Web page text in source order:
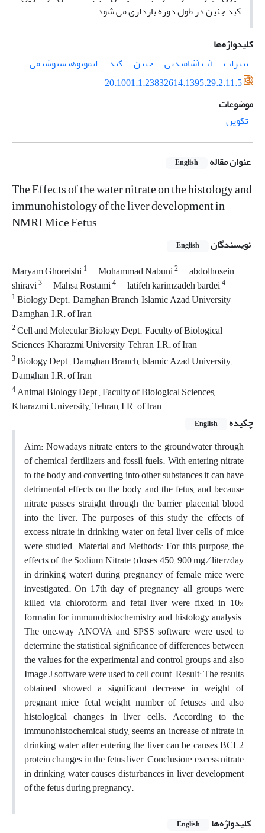
کبد جنین در طول دوره بارداری می شود.
کلیدواژه‌ها
نیترات
آب آشامیدنی جنین کبد
ایمونوهیستوشیمی
20.1001.1.23832614.1395.29.2.11.5
موضوعات
تکوین
عنوان مقاله English
The Effects of the water nitrate on the histology and
immunohistology of the liver development in
NMRI Mice Fetus
نویسندگان English
Maryam Ghoreishi1 Mohammad Nabuni2
abdolhosein
shiravi3 Mahsa Rostami4 latifeh karimzadeh bardei4
1Biology Dept., Damghan Branch, Islamic Azad University,
Damghan, I.R. of Iran
2Cell and Molecular Biology Dept., Faculty of Biological
Sciences, Kharazmi University, Tehran, I.R. of Iran
3Biology Dept., Damghan Branch, Islamic Azad University,
Damghan, I.R. of Iran
4Animal Biology Dept., Faculty of Biological Sciences,
Kharazmi University, Tehran, I.R. of Iran
چکیده
English
Aim: Nowadays nitrate enters to the groundwater through
of chemical fertilizers and fossil fuels. With entering nitrate
to the body and converting into other substances it can have
detrimental effects on the body and the fetus, and because
nitrate passes straight through the barrier placental blood
into the liver. The purposes of this study the effects of
excess nitrate in drinking water on fetal liver cells of mice
were studied. Material and Methods: For this purpose, the
effects of the Sodium Nitrate (doses 450, 900 mg ∕ liter/day
in drinking water) during pregnancy of female mice were
investigated. On 17th day of pregnancy, all groups were
killed via chloroform and fetal liver were fixed in 10%
formalin for immunohistochemistry and histology analysis.
The one–way ANOVA and SPSS software were used to
determine the statistical significance of differences between
the values for the experimental and control groups and also
Image J software were used to cell count. Result: The results
obtained showed a significant decrease in weight of
pregnant mice, fetal weight, number of fetuses, and also
histological changes in liver cells. According to the
immunohistochemical study, seems an increase of nitrate in
drinking water after entering the liver can be causes BCL2
protein changes in the fetus liver. Conclusion: excess nitrate
in drinking water causes disturbances in liver development
of the fetus during pregnancy.
کلیدواژه‌ها
English